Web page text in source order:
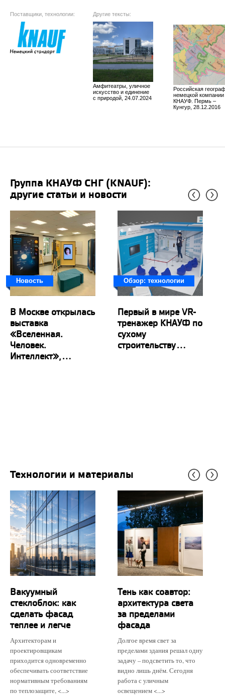
Поставщики, технологии: Другие тексты:
Амфитеатры, уличное
искусство и единение
с природой, 24.07.2024
Российская
немецкой компании
КНАУФ. Пермь –
Кунгур, 28.12.2016
Группа КНАУФ СНГ (KNAUF):
другие статьи и новости
Новость
В Москве открылась
выставка
«Вселенная.
Человек.
Интеллект»,...
Обзор: технологии
Первый в мире VR-
тренажер КНАУФ по
сухому
строительству...
Технологии и материалы
Вакуумный
стеклоблок: как
сделать фасад
теплее и легче
Архитекторам и
проектировщикам
приходится одновременно
обеспечивать соответствие
нормативным требованиям
по теплозащите, <...>
Тень как соавтор:
архитектура света
за пределами
фасада
Долгое время свет за
пределами здания решал одну
задачу – подсветить то, что
видно лишь днём. Сегодня
работа с уличным
освещением <...>